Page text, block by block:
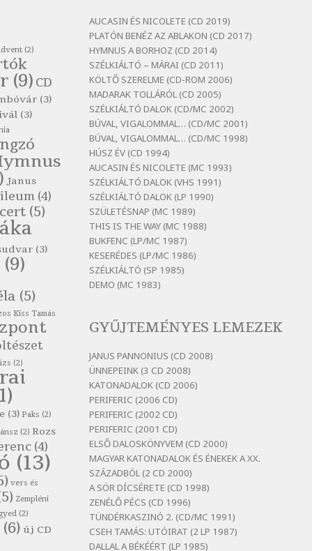
lélegzetvételnyi csöndben
Szélkiáltó
Bertók László: Az arcodra, ha
nem vigyázol
Szélkiáltó
Bertók László: Dinnye Döme
Szélkiáltó
Bertók László: Diófa-levélen
Szélkiáltó
Bertók László: El-elképzelem a
falansztert
Szélkiáltó
Bertók László: Elmenni kevés,
itt maradni sok
Szélkiáltó
Bertók László: Mintha már
pénteken vasárnap
Bertók László: Ó, az a hol volt
Szélkiáltó
Bertók László: Sárga őszi vers
Szélkiáltó
Bertók László: Vásáros
Szélkiáltó
Bertók László: Vizibolt
Szélkiáltó
Bornemissza Endre: Szitakötő
Szélkiáltó
Detlev von Liliencron:
Bölcsődal
AUCASIN ÉS NICOLETE (CD 2019)
PLATÓN BENÉZ AZ ABLAKON (CD 2017)
HYMNUS A BORHOZ (CD 2014)
SZÉLKIÁLTÓ – MÁRAI (CD 2011)
KÖLTŐ SZERELME (CD-ROM 2006)
MADARAK TOLLÁRÓL (CD 2005)
SZÉLKIÁLTÓ DALOK (CD/MC 2002)
BÚVAL, VIGALOMMAL… (CD/MC 2001)
BÚVAL, VIGALOMMAL… (CD/MC 1998)
HÚSZ ÉV (CD 1994)
AUCASIN ÉS NICOLETE (MC 1993)
SZÉLKIÁLTÓ DALOK (VHS 1991)
SZÉLKIÁLTÓ DALOK (LP 1990)
SZÜLETÉSNAP (MC 1989)
THIS IS THE WAY (MC 1988)
BUKFENC (LP/MC 1987)
KESERÉDES (LP/MC 1986)
SZÉLKIÁLTÓ (SP 1985)
DEMO (MC 1983)
GYŰJTEMÉNYES LEMEZEK
JANUS PANNONIUS (CD 2008)
ÜNNEPEINK (3 CD 2008)
KATONADALOK (CD 2006)
PERIFERIC (2006 CD)
PERIFERIC (2002 CD)
PERIFERIC (2001 CD)
ELSŐ DALOSKÖNYVEM (CD 2000)
MAGYAR KATONADALOK ÉS ÉNEKEK A XX.
SZÁZADBÓL (2 CD 2000)
A SÖR DÍCSÉRETE (CD 1998)
ZENÉLŐ PÉCS (CD 1996)
TÜNDÉRKASZINÓ 2. (CD/MC 1991)
CSEH TAMÁS: UTÓIRAT (2 LP 1987)
DALLAL A BÉKÉÉRT (LP 1985)
(2)
(9) CD
(3)
(3)
Janus
(4)
(5)
(3)
(9)
(5)
Kiss Tamás
(2)
(3) Paks (2)
(2) Rozs
(4)
(13)
vers és
Zempléni
(2)
(6) új CD